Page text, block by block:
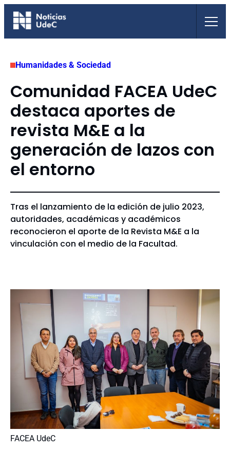
Saltar
Humanidades & Sociedad
Comunidad FACEA UdeC
destaca aportes de
revista M&E a la
generación de lazos con
el entorno
Tras el lanzamiento de la edición de julio 2023,
autoridades, académicas y académicos
reconocieron el aporte de la Revista M&E a la
vinculación con el medio de la Facultad.
FACEA UdeC